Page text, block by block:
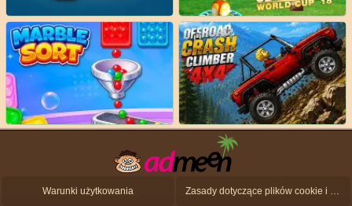
Warunki użytkowania Zasady dotyczące plików cookie i ochrony danych osobowych